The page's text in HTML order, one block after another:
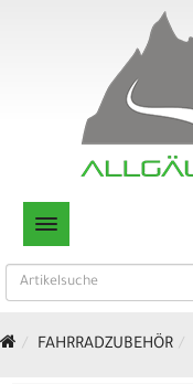
TOGGLE NAVIGATION
FAHRRADZUBEHÖR